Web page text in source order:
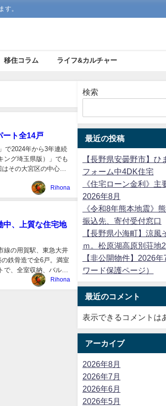
す。
移住コラム ライフ&カルチャー
ート全14戸
で2024年から3年連続
ング埼玉県版）」でも
その大宮区の中心、
Rihona
中、上質な住宅地
線の用賀駅、東急大井
鉄骨造で全6戸。満室
、全室収納、バルコ
Rihona
検索
最近の投稿
【長野県安曇野市】ひ
フォーム中4DK住宅
《住宅ローン金利》
2026年8月
《令和8年熊本地震》
振込先、寄付受付窓口
【長野県小海町】涼風
ｍ。松原湖高原別荘地
【非公開物件】2026
ワード保護ページ）
最近のコメント
表示できるコメントは
アーカイブ
2026年8月
2026年7月
2026年6月
2026年5月